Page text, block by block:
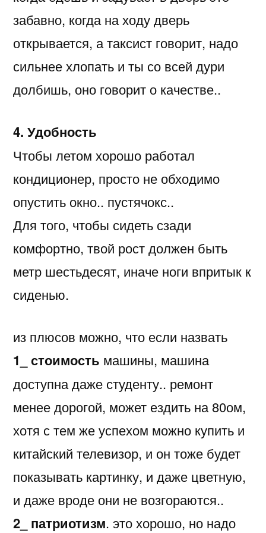
забавно, когда на ходу дверь
открывается, а таксист говорит, надо
сильнее хлопать и ты со всей дури
долбишь, оно говорит о качестве..
4. Удобность
Чтобы летом хорошо работал
кондиционер, просто не обходимо
опустить окно.. пустячокс..
Для того, чтобы сидеть сзади
комфортно, твой рост должен быть
метр шестьдесят, иначе ноги впритык к
сиденью.
из плюсов можно, что если назвать
1_ стоимость машины, машина
доступна даже студенту.. ремонт
менее дорогой, может ездить на 80ом,
хотя с тем же успехом можно купить и
китайский телевизор, и он тоже будет
показывать картинку, и даже цветную,
и даже вроде они не возгораются..
2_ патриотизм. это хорошо, но надо